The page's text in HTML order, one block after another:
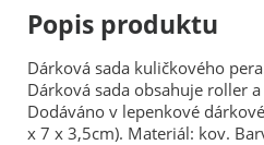
Popis produktu
Dárková sada kuličkového
Dárková sada obsahuje roller
Dodáváno v lepenkové
x 7 x 3,5cm). Materiál: kov.